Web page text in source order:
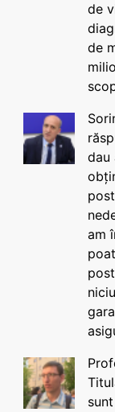
de
de
dau
am